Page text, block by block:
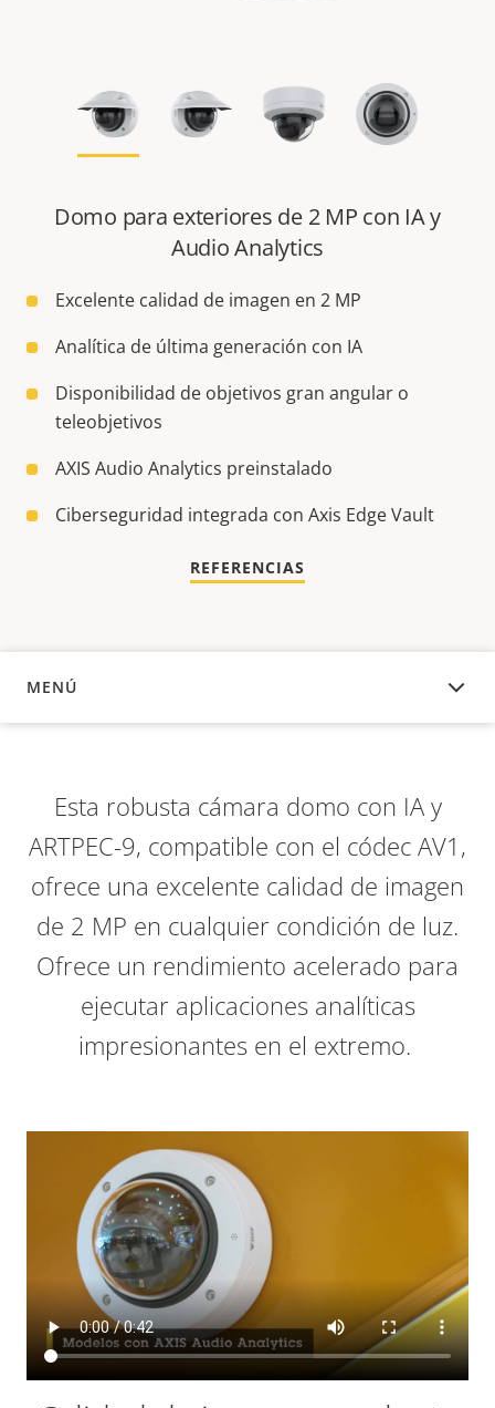
Domo para exteriores de 2 MP con IA y
Audio Analytics
Excelente calidad de imagen en 2 MP
Analítica de última generación con IA
Disponibilidad de objetivos gran angular o
teleobjetivos
AXIS Audio Analytics preinstalado
Ciberseguridad integrada con Axis Edge Vault
REFERENCIAS
MENÚ
DESCRIPCIÓN
Esta robusta cámara domo con IA y
ARTPEC-9, compatible con el códec AV1,
ofrece una excelente calidad de imagen
de 2 MP en cualquier condición de luz.
Ofrece un rendimiento acelerado para
ejecutar aplicaciones analíticas
impresionantes en el extremo.